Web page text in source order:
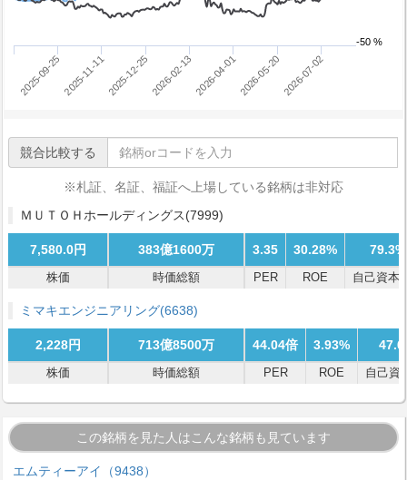
2025-09-25 2025-11-112025-12-25 2026-02-13 2026-04-012026-05-20 2026-07-02
-50 %
競合比較する
※札証、名証、福証へ上場している銘柄は非対応
ＭＵＴＯＨホールディングス(7999)
7,580.0円 383億1600万 3.35 30.28% 79.3%
株価 時価総額 PER ROE 自己資本
ミマキエンジニアリング(6638)
2,228円 713億8500万 44.04倍 3.93%
株価 時価総額 PER ROE 自己資
この銘柄を見た人はこんな銘柄も見ています
エムティーアイ（9438）